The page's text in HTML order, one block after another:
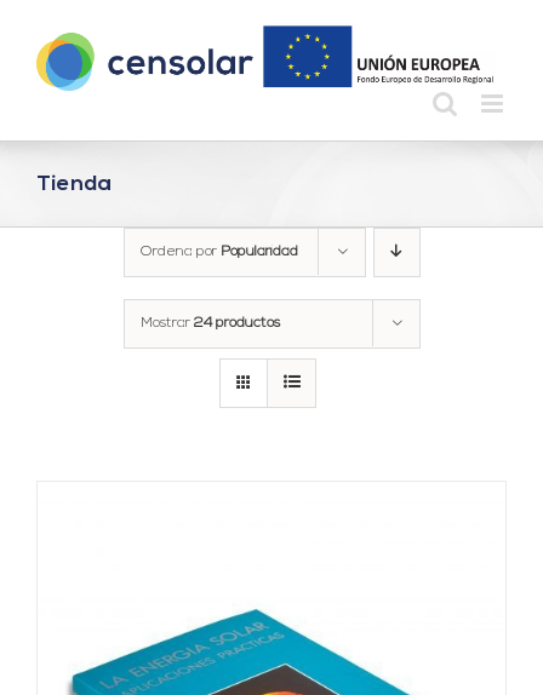
contenido
Tienda
Ordena por Popularidad
Mostrar 24 productos